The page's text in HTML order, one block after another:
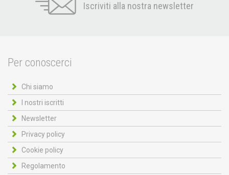
Iscriviti alla nostra newsletter
Per conoscerci
Chi siamo
I nostri iscritti
Newsletter
Privacy policy
Cookie policy
Regolamento